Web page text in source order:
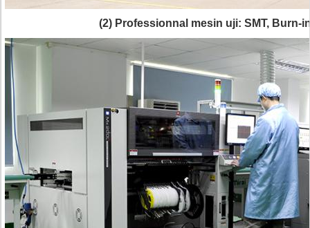
(2) Professionnal mesin uji: SMT, Burn-